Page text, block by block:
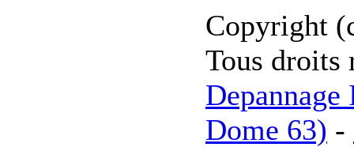
Copyright
Tous droits
Dome 63) -